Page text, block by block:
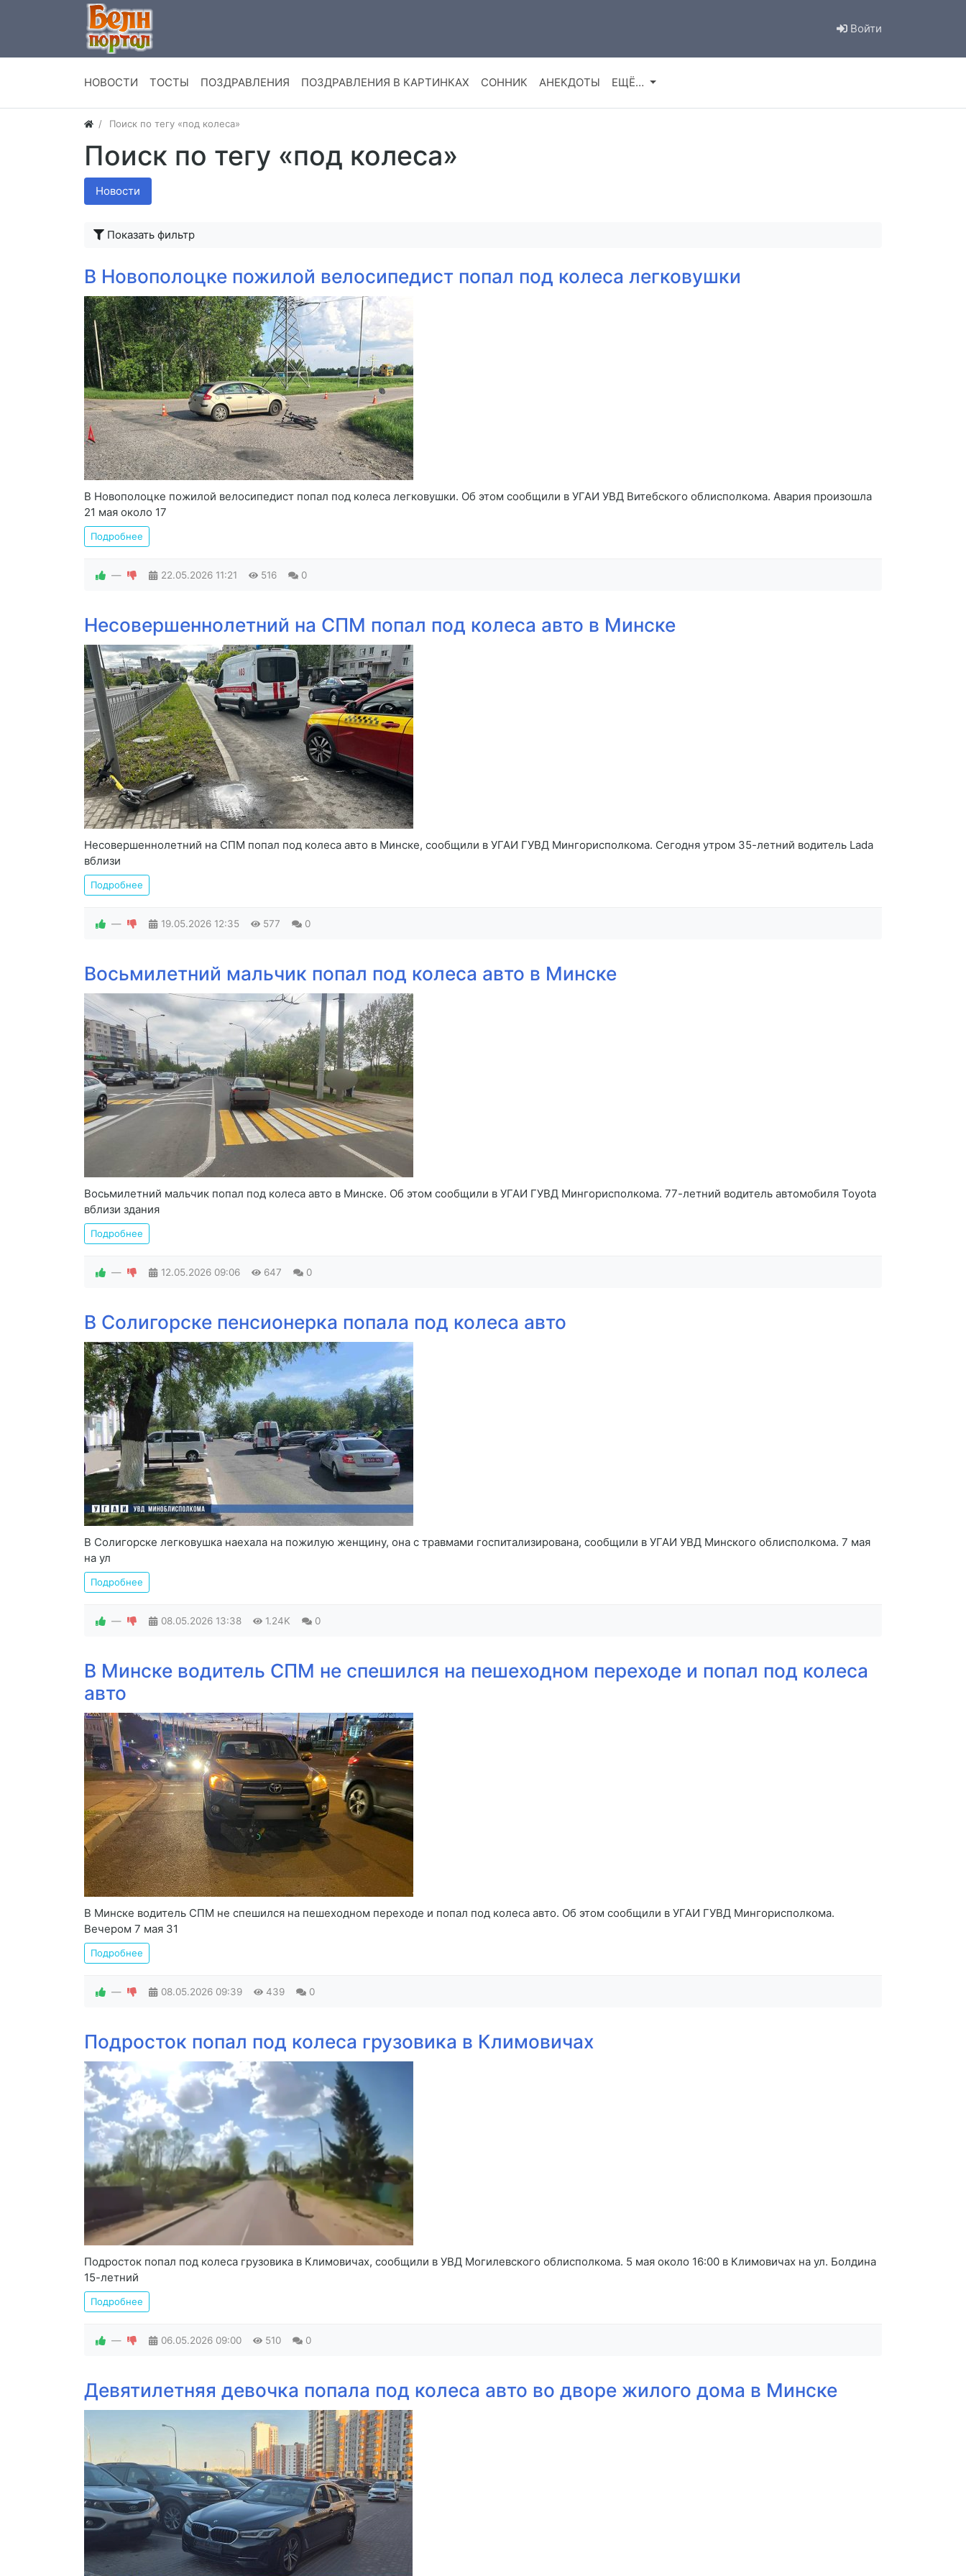
Войти
НОВОСТИ ТОСТЫ ПОЗДРАВЛЕНИЯ ПОЗДРАВЛЕНИЯ В КАРТИНКАХ СОННИК АНЕКДОТЫ ЕЩЁ…
Поиск по тегу «под колеса»
Поиск по тегу «под колеса»
Новости
Показать фильтр
В Новополоцке пожилой велосипедист попал под колеса легковушки
В Новополоцке пожилой велосипедист попал под колеса легковушки. Об этом сообщили в УГАИ УВД Витебского облисполкома. Авария произошла
21 мая около 17
Подробнее
— 22.05.2026 11:21 516 0
Несовершеннолетний на СПМ попал под колеса авто в Минске
Несовершеннолетний на СПМ попал под колеса авто в Минске, сообщили в УГАИ ГУВД Мингорисполкома. Сегодня утром 35-летний водитель Lada
вблизи
Подробнее
— 19.05.2026 12:35 577 0
Восьмилетний мальчик попал под колеса авто в Минске
Восьмилетний мальчик попал под колеса авто в Минске. Об этом сообщили в УГАИ ГУВД Мингорисполкома. 77-летний водитель автомобиля Toyota
вблизи здания
Подробнее
— 12.05.2026 09:06 647 0
В Солигорске пенсионерка попала под колеса авто
В Солигорске легковушка наехала на пожилую женщину, она с травмами госпитализирована, сообщили в УГАИ УВД Минского облисполкома. 7 мая
на ул
Подробнее
— 08.05.2026 13:38 1.24K 0
В Минске водитель СПМ не спешился на пешеходном переходе и попал под колеса
авто
В Минске водитель СПМ не спешился на пешеходном переходе и попал под колеса авто. Об этом сообщили в УГАИ ГУВД Мингорисполкома.
Вечером 7 мая 31
Подробнее
— 08.05.2026 09:39 439 0
Подросток попал под колеса грузовика в Климовичах
Подросток попал под колеса грузовика в Климовичах, сообщили в УВД Могилевского облисполкома. 5 мая около 16:00 в Климовичах на ул. Болдина
15-летний
Подробнее
— 06.05.2026 09:00 510 0
Девятилетняя девочка попала под колеса авто во дворе жилого дома в Минске